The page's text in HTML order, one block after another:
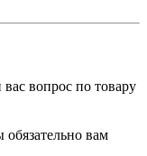
вопрос по товару
вам